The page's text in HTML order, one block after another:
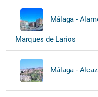
Málaga -
Marques de Larios
Málaga -